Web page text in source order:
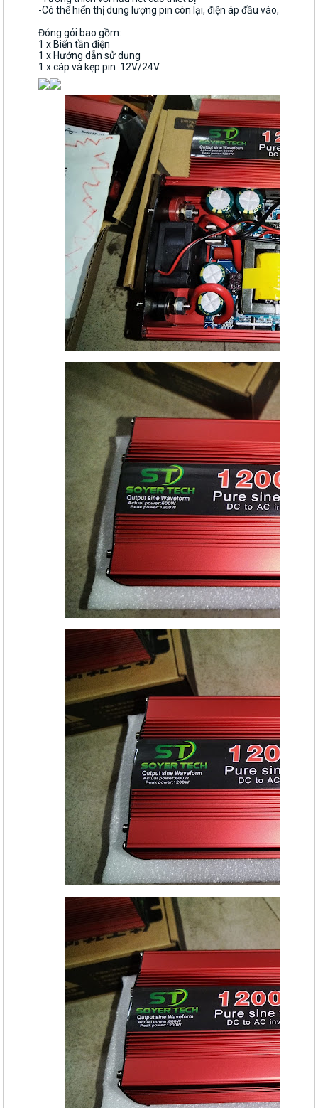
-Có thể hiển thị dung lượng pin còn lại, điện áp đầu vào, điện áp
Đóng gói bao gồm:
1 x Biến tần điện
1 x Hướng dẫn sử dụng
1 x cáp và kẹp pin 12V/24V